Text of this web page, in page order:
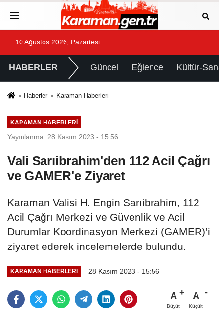
10 Ağustos 2026, Pazartesi
HABERLER Güncel Eğlence Kültür-
Haberler Karaman Haberleri
KARAMAN HABERLERI
Yayınlanma: 28 Kasım 2023 - 15:56
Vali Sarıibrahim'den 112 Acil Çağrı
ve GAMER'e Ziyaret
Karaman Valisi H. Engin Sarıibrahim, 112
Acil Çağrı Merkezi ve Güvenlik ve Acil
Durumlar Koordinasyon Merkezi (GAMER)’i
ziyaret ederek incelemelerde bulundu.
KARAMAN HABERLERI 28 Kasım 2023 - 15:56
A
Büyüt
A
Küçült